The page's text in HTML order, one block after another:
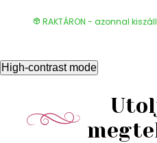
RAKTÁRON - azonnal
High-contrast mode